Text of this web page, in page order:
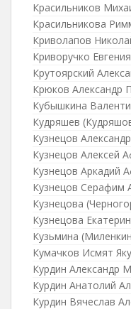
Красильников
Красильникова
Криволапов
Криворучко
Крутоярский
Крюков Александр
Кубышкина
Кудряшев
Кузнецов
Кузнецов Алексей
Кузнецов Аркадий
Кузнецов Серафим
Кузнецова
Кузнецова
Кузьмина
Кумачков Исмят
Курдин Александр
Курдин Анатолий
Курдин Вячеслав